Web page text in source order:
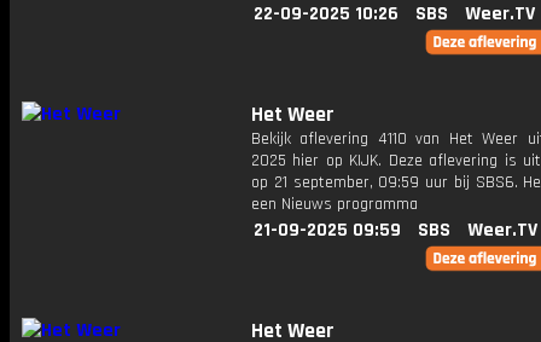
22-09-2025 10:26 SBS Weer.TV
Het Weer
Bekijk aflevering 4110 van Het Weer
2025 hier op KIJK. Deze aflevering is
op 21 september, 09:59 uur bij SBS6.
een Nieuws programma
21-09-2025 09:59 SBS Weer.TV
Het Weer